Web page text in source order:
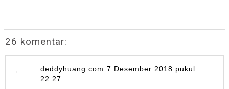
26 komentar:
deddyhuang.com 7 Desember 2018 pukul
22.27